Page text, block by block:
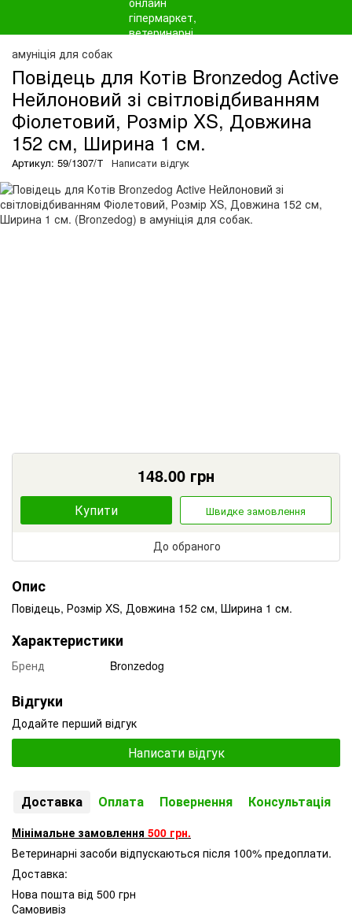
амуніція для собак
Повідець для Котів Bronzedog Active
Нейлоновий зі світловідбиванням
Фіолетовий, Розмір XS, Довжина
152 см, Ширина 1 см.
Артикул: 59/1307/Т Написати відгук
148.00 грн
Купити Швидке замовлення
До обраного
Опис
Повідець, Розмір XS, Довжина 152 см, Ширина 1 см.
Характеристики
Бренд Bronzedog
Відгуки
Додайте перший відгук
Написати відгук
Доставка Оплата Повернення Консультація
Мінімальне замовлення 500 грн.
Ветеринарні засоби відпускаються після 100% предоплати.
Доставка:
Нова пошта від 500 грн
Самовивіз